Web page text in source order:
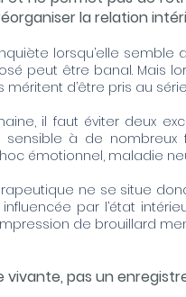
la relation
lorsqu’elle semble
peut être banal. Mais
méritent d’être pris au
il faut éviter deux
à de nombreux
émotionnel, maladie
ne se situe
par l’état
de brouillard
vivante, pas un